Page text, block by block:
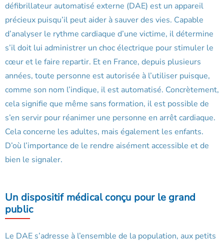
défibrillateur automatisé externe (DAE) est un appareil
précieux puisqu’il peut aider à sauver des vies. Capable
d’analyser le rythme cardiaque d’une victime, il détermine
s’il doit lui administrer un choc électrique pour stimuler le
cœur et le faire repartir. Et en France, depuis plusieurs
années, toute personne est autorisée à l’utiliser puisque,
comme son nom l’indique, il est automatisé. Concrètement,
cela signifie que même sans formation, il est possible de
s’en servir pour réanimer une personne en arrêt cardiaque.
Cela concerne les adultes, mais également les enfants.
D’où l’importance de le rendre aisément accessible et de
bien le signaler.
Un dispositif médical conçu pour le grand
public
Le DAE s’adresse à l’ensemble de la population, aux petits